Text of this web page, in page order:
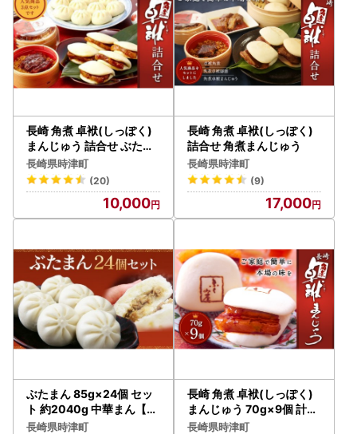
長崎 角煮 卓袱(しっぽく)
まんじゅう 詰合せ ぶたま
ん 御膳【FT4】
長崎県時津町
(20)
10,000
長崎 角煮 卓袱(しっぽく)
詰合せ 角煮まんじゅう
長崎県時津町
(9)
17,000
ぶたまん 85g×24個 セッ
ト 約2040g 中華まん【FT
10】
長崎県時津町
長崎 角煮 卓袱(しっぽく)
まんじゅう 70g×9個 計63
0g【FT3】
長崎県時津町